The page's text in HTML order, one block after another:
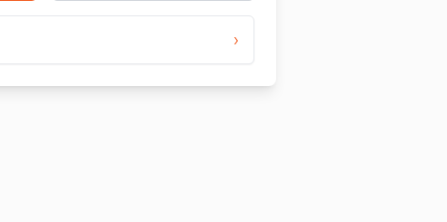
›